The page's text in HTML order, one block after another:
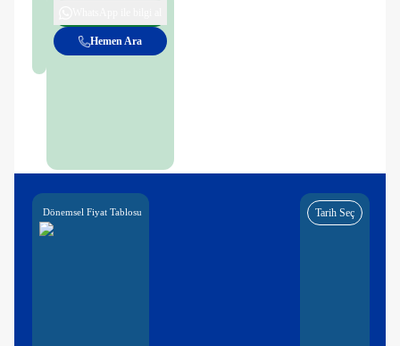
Hemen Ara
Dönemsel Fiyat Tablosu Tarih Seç